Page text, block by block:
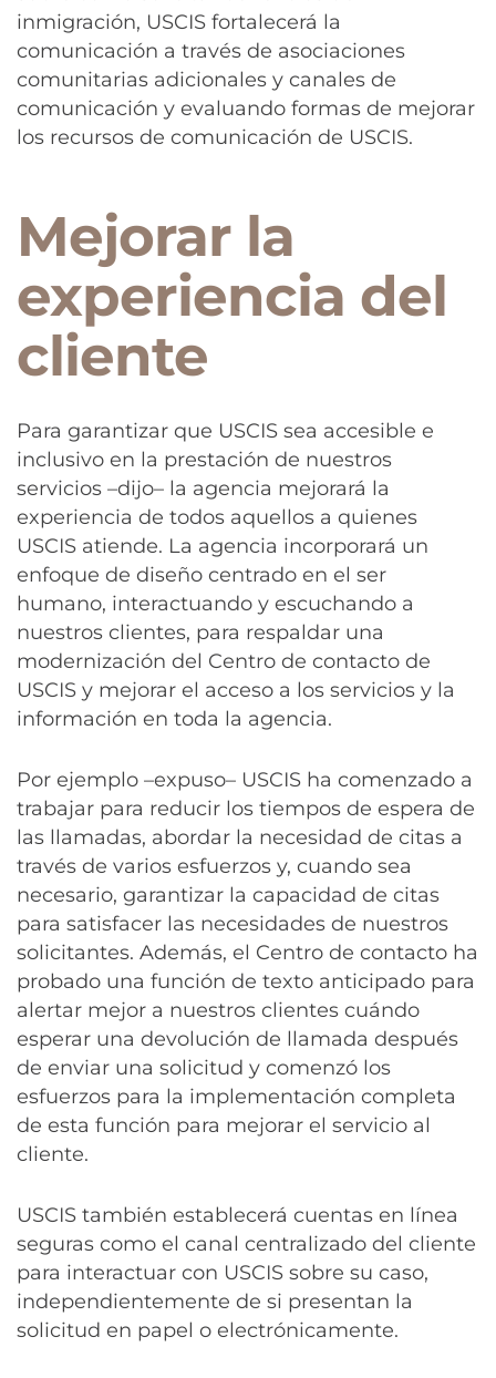
inmigración, USCIS fortalecerá la
comunicación a través de asociaciones
comunitarias adicionales y canales de
comunicación y evaluando formas de mejorar
los recursos de comunicación de USCIS.
Mejorar la
experiencia del
cliente
Para garantizar que USCIS sea accesible e
inclusivo en la prestación de nuestros
servicios –dijo– la agencia mejorará la
experiencia de todos aquellos a quienes
USCIS atiende. La agencia incorporará un
enfoque de diseño centrado en el ser
humano, interactuando y escuchando a
nuestros clientes, para respaldar una
modernización del Centro de contacto de
USCIS y mejorar el acceso a los servicios y la
información en toda la agencia.
Por ejemplo –expuso– USCIS ha comenzado a
trabajar para reducir los tiempos de espera de
las llamadas, abordar la necesidad de citas a
través de varios esfuerzos y, cuando sea
necesario, garantizar la capacidad de citas
para satisfacer las necesidades de nuestros
solicitantes. Además, el Centro de contacto ha
probado una función de texto anticipado para
alertar mejor a nuestros clientes cuándo
esperar una devolución de llamada después
de enviar una solicitud y comenzó los
esfuerzos para la implementación completa
de esta función para mejorar el servicio al
cliente.
USCIS también establecerá cuentas en línea
seguras como el canal centralizado del cliente
para interactuar con USCIS sobre su caso,
independientemente de si presentan la
solicitud en papel o electrónicamente.